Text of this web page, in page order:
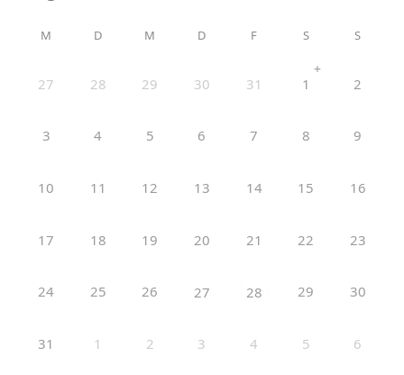
M D M D F S S
27 28 29 30 31 1
+
2
3 4 5 6 7 8 9
10 11 12 13 14 15 16
17 18 19 20 21 22 23
24 25 26 27 28 29 30
31 1 2 3 4 5 6